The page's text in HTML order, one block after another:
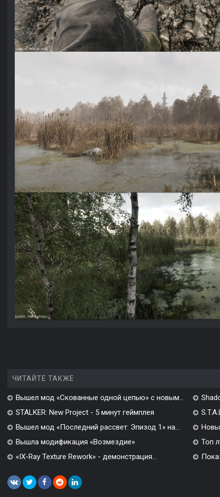
ЧИТАЙТЕ ТАКЖЕ
Вышел мод «Скованные одной цепью» с новым...
STALKER: New Project - 5 минут геймплея
Вышел мод «Последний рассвет: Эпизод 1» на...
Вышла модификация «Возмездие»
Топ
«IX-Ray Texture Rework» - демонстрация...